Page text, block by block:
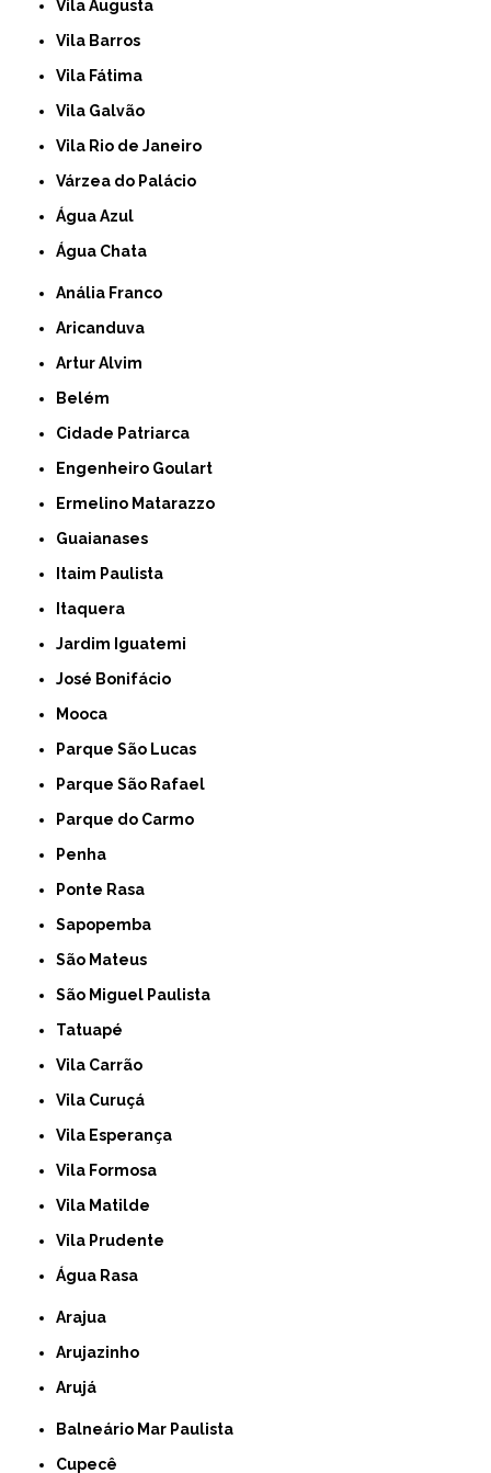
Vila Augusta
Vila Barros
Vila Fátima
Vila Galvão
Vila Rio de Janeiro
Várzea do Palácio
Água Azul
Água Chata
Anália Franco
Aricanduva
Artur Alvim
Belém
Cidade Patriarca
Engenheiro Goulart
Ermelino Matarazzo
Guaianases
Itaim Paulista
Itaquera
Jardim Iguatemi
José Bonifácio
Mooca
Parque São Lucas
Parque São Rafael
Parque do Carmo
Penha
Ponte Rasa
Sapopemba
São Mateus
São Miguel Paulista
Tatuapé
Vila Carrão
Vila Curuçá
Vila Esperança
Vila Formosa
Vila Matilde
Vila Prudente
Água Rasa
Arajua
Arujazinho
Arujá
Balneário Mar Paulista
Cupecê